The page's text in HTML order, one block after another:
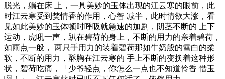
脱光，躺在床 上，一具美妙的玉体出现的江云寒的眼前，此
时江云寒受到焚情香的作用，心智 减半，此时情欲大涨，看
见如此美妙的玉体顿时呼吸就急速的加剧，阴茎不断的 上下
运动，虎吼一声，趴在碧荷的身上，不断的用力的亲着碧荷，
如雨点一般， 两只手用力的装着碧荷那如牛奶般的雪白的柔
软，不断的用力，酥胸在江云寒的 手上不断的变换着这种形
状，碧荷吃痛，「少爷轻点，你怎么一点也不知道怜香 惜玉